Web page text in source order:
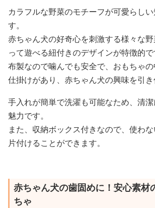
カラフルな野菜のモチーフが可愛らし
す。
赤ちゃん犬の好奇心を刺激する様々な
って遊べる紐付きのデザインが特徴的で
布製なので噛んでも安全で、おもちゃ
仕掛けがあり、赤ちゃん犬の興味を引き
手入れが簡単で洗濯も可能なため、清
魅力です。
また、収納ボックス付きなので、使わ
片付けることができます。
赤ちゃん犬の歯固めに！安心素材
ちゃ